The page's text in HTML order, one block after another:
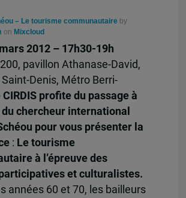
– Le tourisme communautaireby
on Mixcloud
2012 – 17h30-19h
pavillon Athanase-David,
Denis, Métro Berri-
CIRDIS profite du passage à
chercheur international
pour vous présenter la
: Le tourisme
à l’épreuve des
et culturalistes.
années 60 et 70, les bailleurs